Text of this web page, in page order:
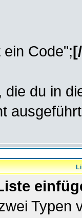
Code";
die du in
Typen